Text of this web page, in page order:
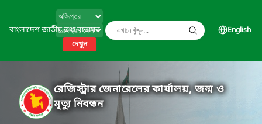
বাংলাদেশ জাতীয় তথ্য বাতায়ন
দেখুন
English
রেজিস্ট্রার জেনারেলের কার্যালয়, জন্ম ও
মৃত্যু নিবন্ধন